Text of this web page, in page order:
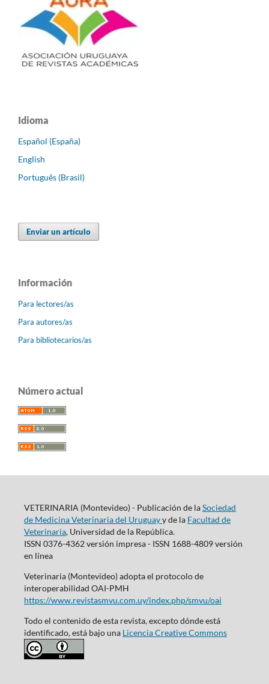
Idioma
Español (España)
English
Português (Brasil)
Enviar un artículo
Información
Para lectores/as
Para autores/as
Para bibliotecarios/as
Número actual
VETERINARIA (Montevideo) - Publicación de laSociedad
de Medicina Veterinaria del Uruguayy de la Facultad de
Veterinaria, Universidad de la República.
ISSN 0376-4362 versión impresa - ISSN 1688-4809 versión
en línea
Veterinaria (Montevideo) adopta el protocolo de
interoperabilidad OAI-PMH
https://www.revistasmvu.com.uy/index.php/smvu/oai
Todo el contenido de esta revista, excepto dónde está
identificado, está bajo una Licencia Creative Commons